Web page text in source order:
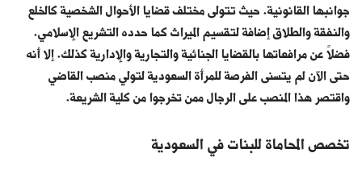
جوانبها القانونية. حيث تتولى مختلف قضايا الأحوال الشخصية كالخلع
والنفقة والطلاق إضافة لتقسيم الميراث كما حدده التشريع الإسلامي.
فضلاً عن مرافعاتها بالقضايا الجنائية والتجارية والإدارية كذلك. إلا أنه
حتى الآن لم يتسنى الفرصة للمرأة السعودية لتولي منصب القاضي
واقتصر هذا المنصب على الرجال ممن تخرجوا من كلية الشريعة.
تخصص المحاماة للبنات في السعودية